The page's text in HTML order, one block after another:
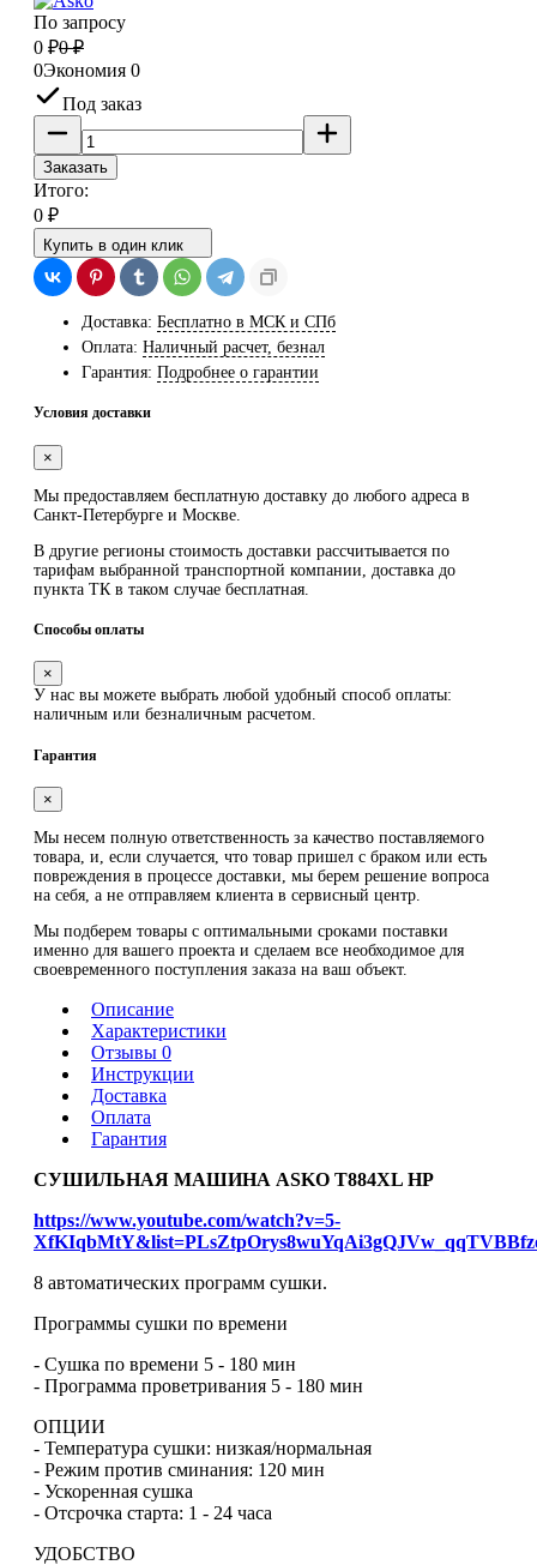
По запросу
0 ₽0 ₽
0Экономия 0
Под заказ
Заказать
Итого:
0 ₽
Купить в один клик
Доставка: Бесплатно в МСК и СПб
Оплата: Наличный расчет, безнал
Гарантия: Подробнее о гарантии
Условия доставки
×
Мы предоставляем бесплатную доставку до любого адреса в
Санкт-Петербурге и Москве.
В другие регионы стоимость доставки рассчитывается по
тарифам выбранной транспортной компании, доставка до
пункта ТК в таком случае бесплатная
Способы оплаты
×
У нас вы можете выбрать любой удобный способ оплаты:
наличным или безналичным расчетом.
Гарантия
×
Мы несем полную ответственность за качество поставляемого
товара, и, если случается, что товар пришел с браком или есть
повреждения в процессе доставки, мы берем решение вопроса
на себя, а не отправляем клиента в сервисный центр.
Мы подберем товары с оптимальными сроками поставки
именно для вашего проекта и сделаем все необходимое для
своевременного поступления заказа на ваш объект.
Описание
Характеристики
Отзывы 0
Инструкции
Доставка
Оплата
Гарантия
СУШИЛЬНАЯ МАШИНА ASKO T884XL HP
https://www.youtube.com/watch?v=5-
8 автоматических программ сушки.
Программы сушки по времени
- Сушка по времени 5 - 180 мин
- Программа проветривания 5 - 180 мин
ОПЦИИ
- Температура сушки: низкая/нормальная
- Режим против сминания: 120 мин
- Ускоренная сушка
- Отсрочка старта: 1 - 24 часа
УДОБСТВО